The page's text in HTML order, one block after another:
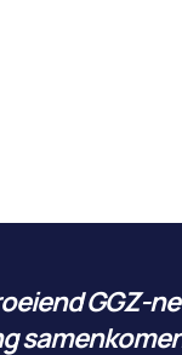
GGZ-